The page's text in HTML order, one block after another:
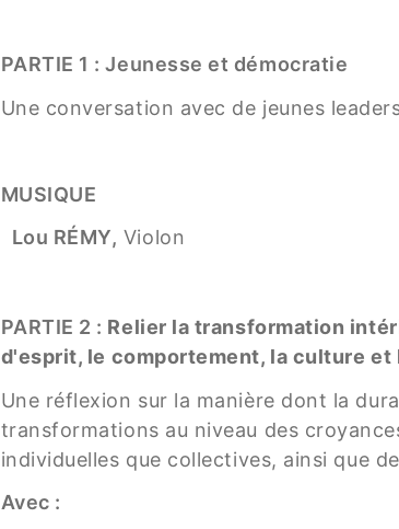
PARTIE 1 : Jeunesse et démocratie
Une conversation avec de jeunes
MUSIQUE
Lou RÉMY, Violon
PARTIE 2 : Relier la transformation
d'esprit, le comportement, la culture
Une réflexion sur la manière dont la
transformations au niveau des
individuelles que collectives, ainsi que
Avec :